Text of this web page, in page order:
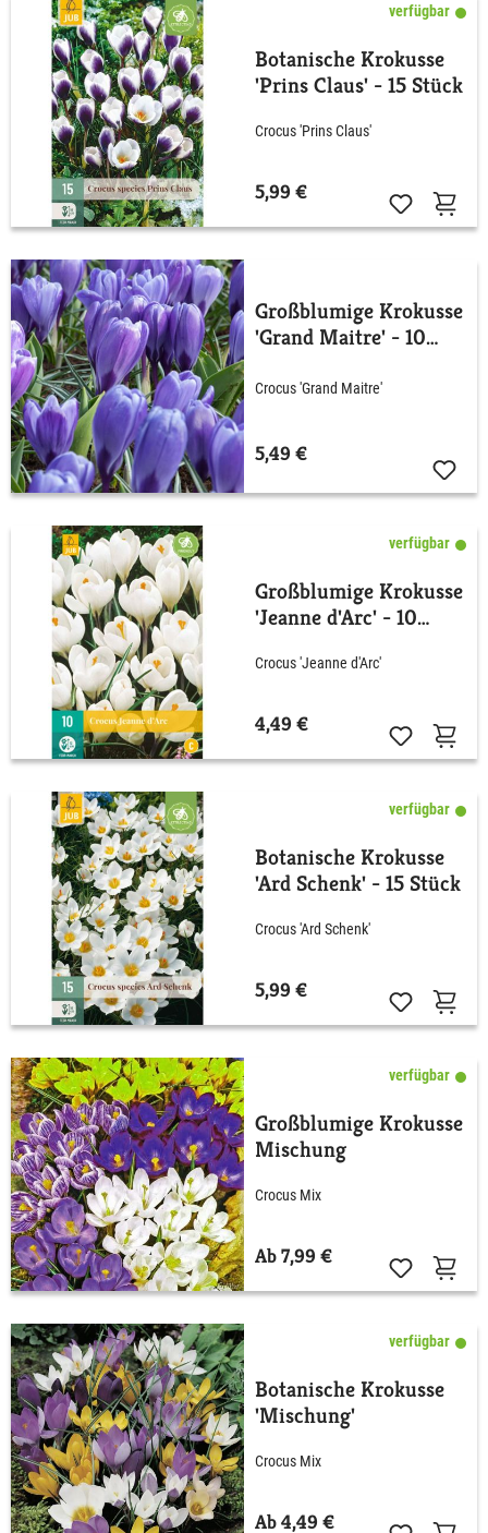
verfügbar
Botanische Krokusse
'Prins Claus' - 15 Stück
Crocus 'Prins Claus'
5,99 €
Großblumige Krokusse
'Grand Maitre' - 10
Crocus 'Grand Maitre'
5,49 €
verfügbar
Großblumige Krokusse
'Jeanne d'Arc' - 10
Crocus 'Jeanne d'Arc'
4,49 €
verfügbar
Botanische Krokusse
'Ard Schenk' - 15 Stück
Crocus 'Ard Schenk'
5,99 €
verfügbar
Großblumige Krokusse
Mischung
Crocus Mix
Ab 7,99 €
verfügbar
Botanische Krokusse
'Mischung'
Crocus Mix
Ab 4,49 €